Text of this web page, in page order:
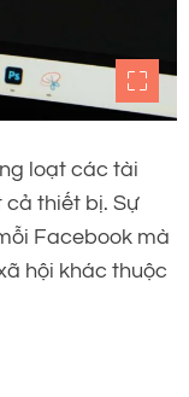
loạt các tài
thiết bị. Sự
Facebook mà
hội khác thuộc